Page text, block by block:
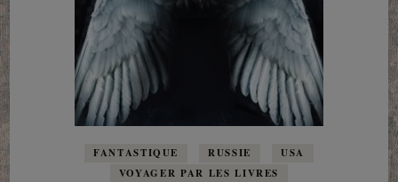
FANTASTIQUE RUSSIE
USA
VOYAGER PAR LES LIVRES